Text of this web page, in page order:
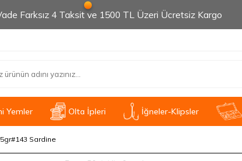
Farksız 4 Taksit ve 1500 TL Üzeri Ücretsiz Kargo
Yemler Olta İpleri İğneler-Klipsler
Sardine